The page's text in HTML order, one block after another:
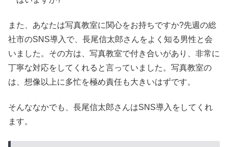
また、あなたは写真教室に関心をお持ちですか?先週の総
社市のSNS導入で、長尾信太郎さんをよく知る男性と会
いました。その方は、写真教室で付き合いがあり、非常に
丁寧な対応をしてくれると言っていました。写真教室の
は、想像以上に多忙を極め責任も大きいはずです。
そんななかでも、長尾信太郎さんはSNS導入をしてくれ
ます。